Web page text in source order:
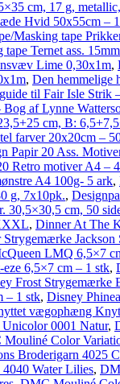
cm, 17 g,
Hvid 50x55cm –
Masking tape
Ternet ass.
Lime 0,30x1m,
, Den hemmelige
til Fair Isle Strik
af Lynne
cm, B:
farver 20x20cm –
Papir 20 Ass.
Retro motiver A4 –
A4 100g- 5 ark,
g, 7x10pk.,
30,5×30,5 cm, 50
, Dinner At The
Jackson
LMQ 6,5×7
6,5×7 cm – 1 stk,
Frost Strygemærke
– 1 stk, Disney
vægophæng
0001 Natur,
Color
Broderigarn 4025
Water Lilies,